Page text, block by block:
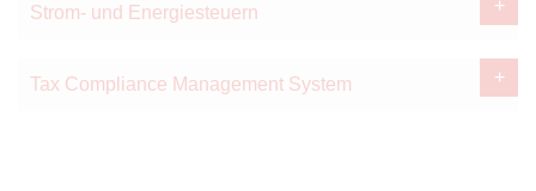
Strom- und Energiesteuern
Tax Compliance Management System